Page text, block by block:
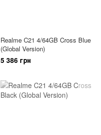
Realme C21 4/64GB Cross Blue
(Global Version)
5 386 грн